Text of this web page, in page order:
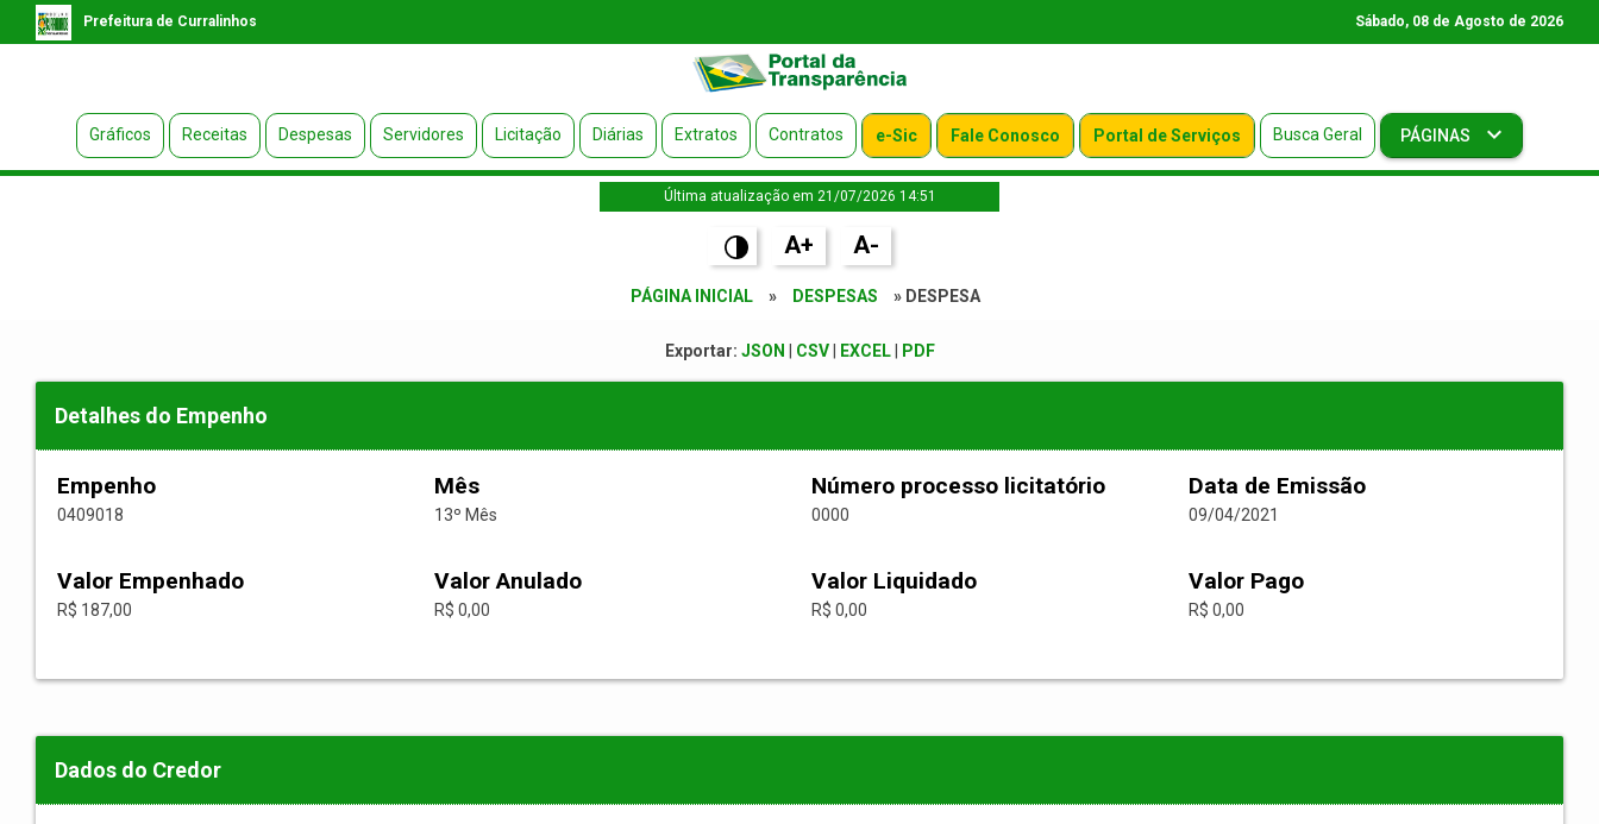
Prefeitura de Curralinhos Sábado, 08 de Agosto de 2026
Gráficos Receitas Despesas Servidores Licitação Diárias Extratos Contratos e-Sic Fale Conosco Portal de Serviços Busca Geral PÁGINAS
Última atualização em 21/07/2026 14:51
A+ A-
PÁGINA INICIAL » DESPESAS » DESPESA
Exportar: JSON CSV| EXCEL| PDF
Detalhes do Empenho
Empenho
0409018
Mês
13º Mês
Número processo licitatório
0000
Data de Emissão
09/04/2021
Valor Empenhado
R$ 187,00
Valor Anulado
R$ 0,00
Valor Liquidado
R$ 0,00
Valor Pago
R$ 0,00
Dados do Credor